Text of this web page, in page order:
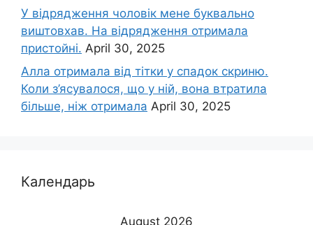
У відрядження чоловік мене буквально
виштовхав. На відрядження отримала
пристойні. April 30, 2025
Алла отримала від тітки у спадок скриню.
Коли з’ясувалося, що у ній, вона втратила
більше, ніж отримала April 30, 2025
Календарь
August 2026